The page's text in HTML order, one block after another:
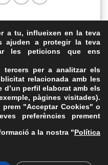
a . Marqui com a favorit
Parc del Riuet de Sort
CATALANA
Barcelona · 93 347 17 14
a tu, influeixen en la teva
ajuden a protegir la teva
les peticions que ens
per a analitzar els
relacionada amb les
d’un perfil elaborat amb els
pàgines visitades).
"Acceptar Cookies" o
preferències prement
a la nostra "Política